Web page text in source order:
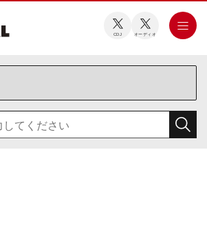
CDJ オーディオ